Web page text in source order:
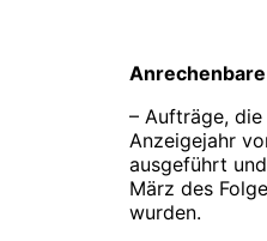
– Aufträge,
Anzeigejahr
ausgeführt
März des
wurden.